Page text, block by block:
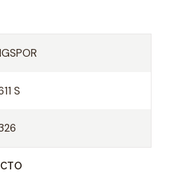
el
el rodillo de
trabajos finos en
S